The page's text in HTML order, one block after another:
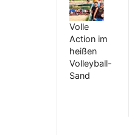
Volle
Action im
heißen
Volleyball-
Sand